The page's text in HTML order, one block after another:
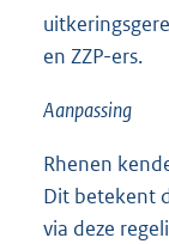
en ZZP-ers.
Aanpassing
Rhenen
Dit betekent
via deze